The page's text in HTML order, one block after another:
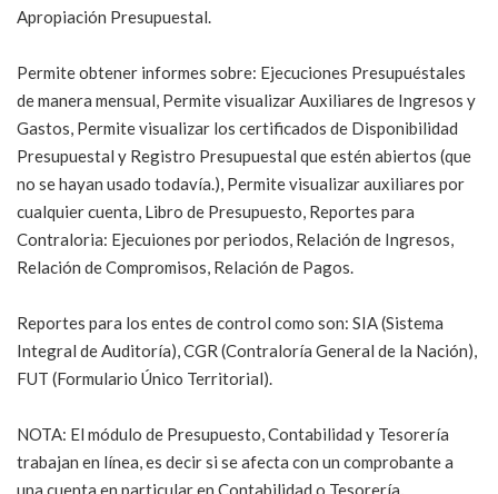
Apropiación Presupuestal.
Permite obtener informes sobre: Ejecuciones Presupuéstales
de manera mensual, Permite visualizar Auxiliares de Ingresos y
Gastos, Permite visualizar los certificados de Disponibilidad
Presupuestal y Registro Presupuestal que estén abiertos (que
no se hayan usado todavía.), Permite visualizar auxiliares por
cualquier cuenta, Libro de Presupuesto, Reportes para
Contraloria: Ejecuiones por periodos, Relación de Ingresos,
Relación de Compromisos, Relación de Pagos.
Reportes para los entes de control como son: SIA (Sistema
Integral de Auditoría), CGR (Contraloría General de la Nación),
FUT (Formulario Único Territorial).
NOTA: El módulo de Presupuesto, Contabilidad y Tesorería
trabajan en línea, es decir si se afecta con un comprobante a
una cuenta en particular en Contabilidad o Tesorería,